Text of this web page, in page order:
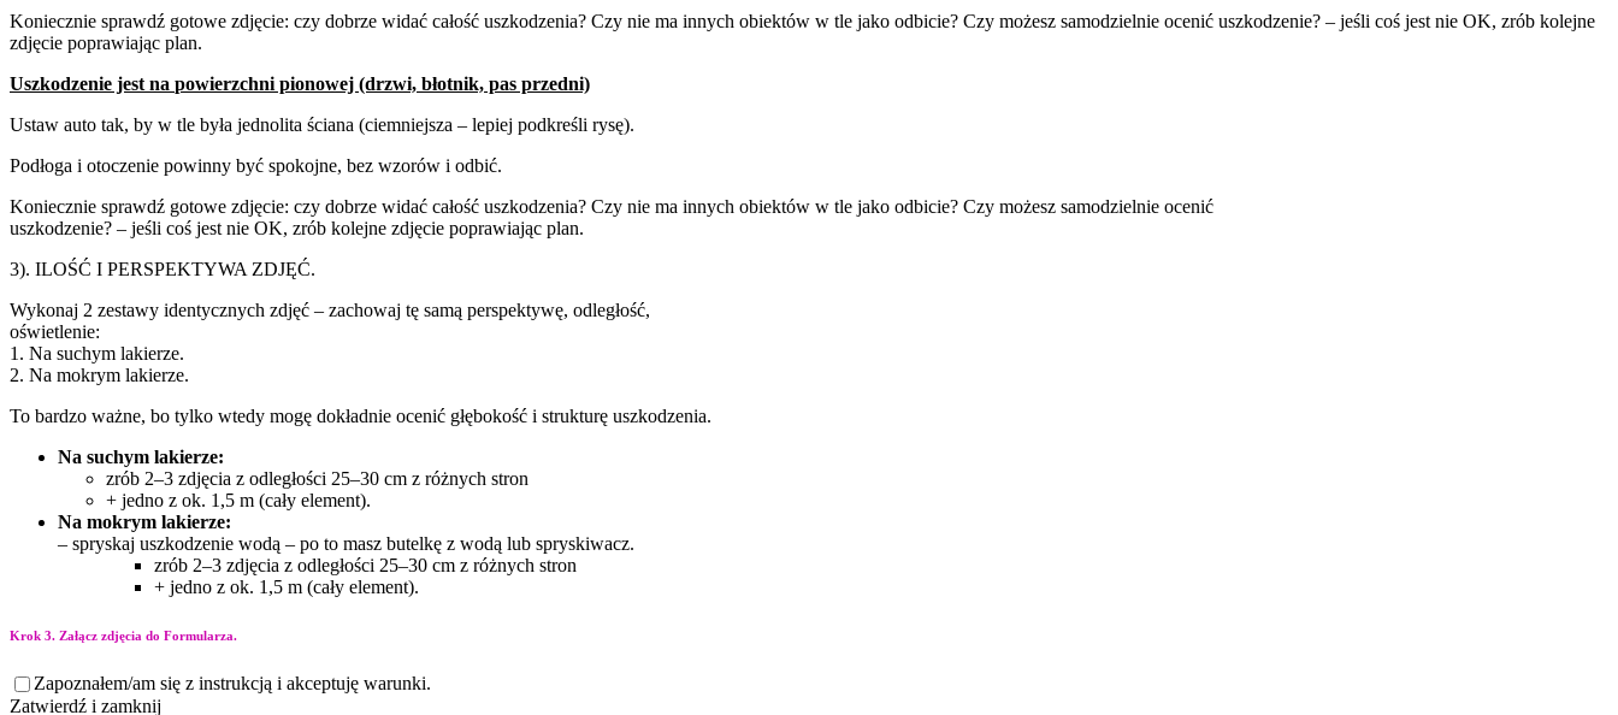
Koniecznie sprawdź gotowe zdjęcie: czy dobrze widać całość uszkodzenia? Czy nie ma innych obiektów w tle jako odbicie? Czy możesz samodzielnie ocenić uszkodzenie? – jeśli coś jest nie OK, zrób kolejne
zdjęcie poprawiając plan.
Uszkodzenie jest na powierzchni pionowej (drzwi, błotnik, pas przedni)
Ustaw auto tak, by w tle była jednolita ściana (ciemniejsza – lepiej podkreśli rysę).
Podłoga i otoczenie powinny być spokojne, bez wzorów i odbić.
Koniecznie sprawdź gotowe zdjęcie: czy dobrze widać całość uszkodzenia? Czy nie ma innych obiektów w tle jako odbicie? Czy możesz samodzielnie ocenić
uszkodzenie? – jeśli coś jest nie OK, zrób kolejne zdjęcie poprawiając plan.
3). ILOŚĆ I PERSPEKTYWA ZDJĘĆ.
Wykonaj 2 zestawy identycznych zdjęć – zachowaj tę samą perspektywę, odległość,
oświetlenie:
1. Na suchym lakierze.
2. Na mokrym lakierze.
To bardzo ważne, bo tylko wtedy mogę dokładnie ocenić głębokość i strukturę uszkodzenia.
Na suchym lakierze:
zrób 2–3 zdjęcia z odległości 25–30 cm z różnych stron
+ jedno z ok. 1,5 m (cały element).
Na mokrym lakierze:
– spryskaj uszkodzenie wodą – po to masz butelkę z wodą lub spryskiwacz.
zrób 2–3 zdjęcia z odległości 25–30 cm z różnych stron
+ jedno z ok. 1,5 m (cały element).
Krok 3. Załącz zdjęcia do Formularza.
Zapoznałem/am się z instrukcją i akceptuję warunki.
Zatwierdź i zamknij